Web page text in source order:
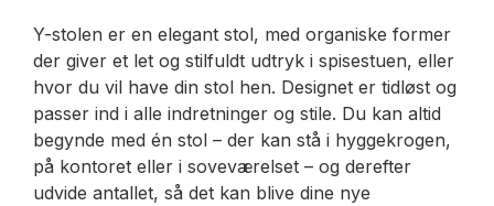
Y-stolen er en elegant stol, med organiske former
der giver et let og stilfuldt udtryk i spisestuen, eller
hvor du vil have din stol hen. Designet er tidløst og
passer ind i alle indretninger og stile. Du kan altid
begynde med én stol – der kan stå i hyggekrogen,
på kontoret eller i soveværelset – og derefter
udvide antallet, så det kan blive dine nye